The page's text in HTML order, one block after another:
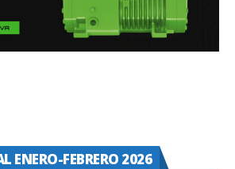
ENERO-FEBRERO 2026